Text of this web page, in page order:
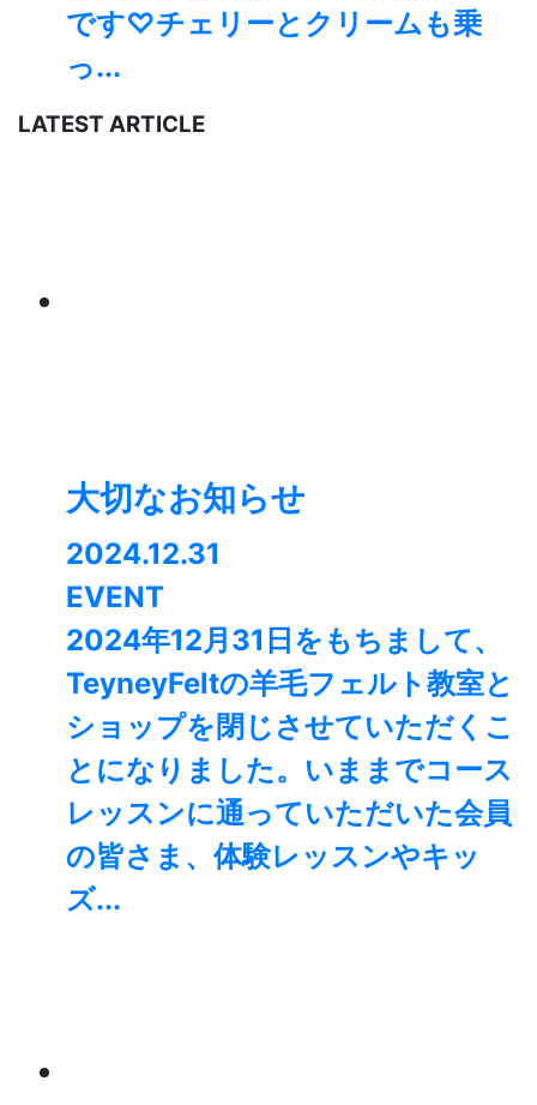
です♡チェリーとクリームも乗
っ...
LATEST ARTICLE
大切なお知らせ
2024.12.31
EVENT
2024年12月31日をもちまして、
TeyneyFeltの羊毛フェルト教室と
ショップを閉じさせていただくこ
とになりました。⁡いままでコース
レッスンに通っていただいた会員
の皆さま、体験レッスンやキッ
ズ...